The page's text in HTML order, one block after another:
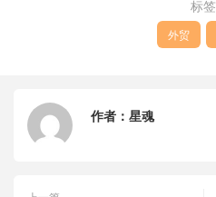
标签
外贸
作者： 星魂